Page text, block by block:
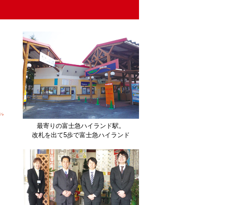
最寄りの富士急ハイランド駅。
改札を出て5歩で富士急ハイランド